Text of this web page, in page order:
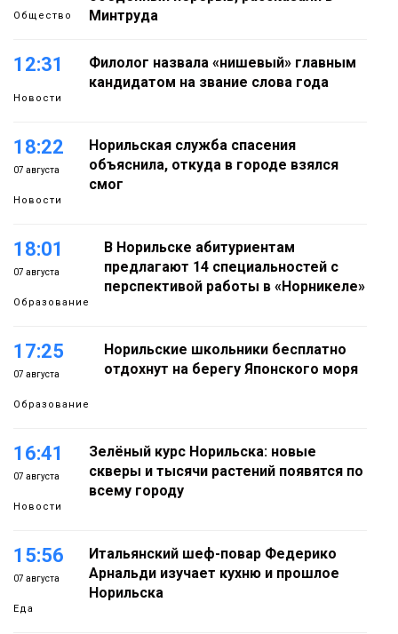
Общество
Минтруда
12:31
Новости
Филолог назвала «нишевый» главным
кандидатом на звание слова года
18:22
07 августа
Новости
Норильская служба спасения
объяснила, откуда в городе взялся
смог
18:01
07 августа
Образование
В Норильске абитуриентам
предлагают 14 специальностей с
перспективой работы в «Норникеле»
17:25
07 августа
Образование
Норильские школьники бесплатно
отдохнут на берегу Японского моря
16:41
07 августа
Новости
Зелёный курс Норильска: новые
скверы и тысячи растений появятся по
всему городу
15:56
07 августа
Еда
Итальянский шеф-повар Федерико
Арнальди изучает кухню и прошлое
Норильска